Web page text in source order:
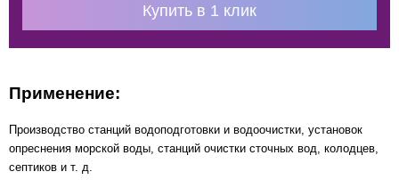
Купить в 1 клик
Применение:
Производство станций водоподготовки и водоочистки, установок
опреснения морской воды, станций очистки сточных вод, колодцев,
септиков и т. д.